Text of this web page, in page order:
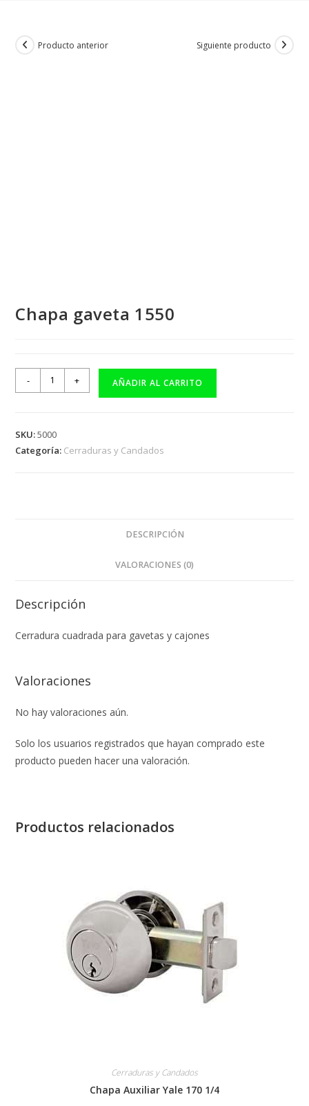
Producto anterior Siguiente producto
Chapa gaveta 1550
- + AÑADIR AL CARRITO
SKU:5000
Categoría: Cerraduras y Candados
DESCRIPCIÓN
VALORACIONES (0)
Descripción
Cerradura cuadrada para gavetas y cajones
Valoraciones
No hay valoraciones aún.
Solo los usuarios registrados que hayan comprado este
producto pueden hacer una valoración.
Productos relacionados
Cerraduras y Candados
Chapa Auxiliar Yale 170 1/4